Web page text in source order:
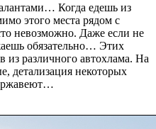
Когда едешь из
этого места рядом с
невозможно. Даже если не
обязательно… Этих
из различного автохлама. На
детализация некоторых
ржавеют…